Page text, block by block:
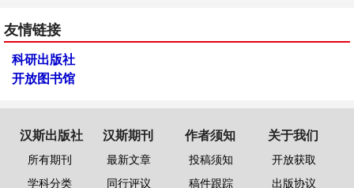
友情链接
科研出版社
开放图书馆
汉斯出版社
所有期刊
学科分类
汉斯期刊
最新文章
同行评议
作者须知
投稿须知
稿件跟踪
关于我们
开放获取
出版协议